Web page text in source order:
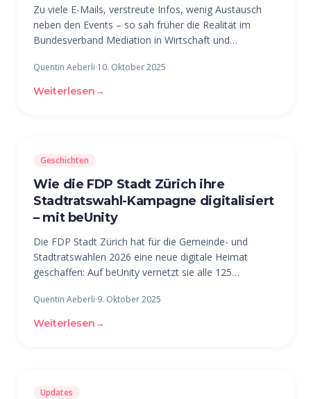
Zu viele E-Mails, verstreute Infos, wenig Austausch
neben den Events – so sah früher die Realität im
Bundesverband Mediation in Wirtschaft und
entschied sich der Verband, die Mitgliederplattform
von beUnity einzuführen. Seitdem läuft
Quentin Aeberli·10. Oktober 2025
Weiterlesen →
Geschichten
Wie die FDP Stadt Zürich ihre
Stadtratswahl-Kampagne digitalisiert
– mit beUnity
Die FDP Stadt Zürich hat für die Gemeinde- und
Stadtratswahlen 2026 eine neue digitale Heimat
geschaffen: Auf beUnity vernetzt sie alle 125
die Wahlkampfkommunikation spürbar einfacher. Die
Ausgangslage: Hoher
Quentin Aeberli·9. Oktober 2025
Weiterlesen →
Updates